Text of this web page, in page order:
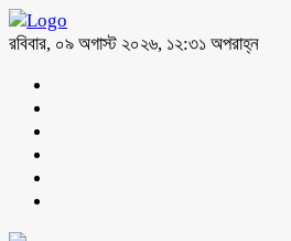
রবিবার, ০৯ অগাস্ট ২০২৬, ১২:৩১ অপরাহ্ন